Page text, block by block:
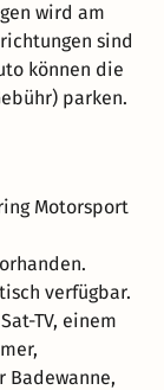
wird am
sind
können die
parken.
verfügbar.
TV, einem
Badewanne,